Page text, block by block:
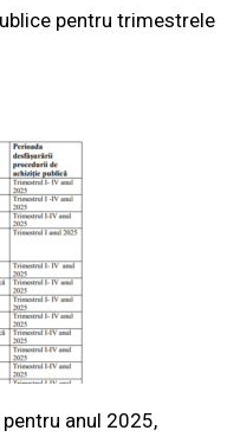
pentru trimestrele
anul 2025,